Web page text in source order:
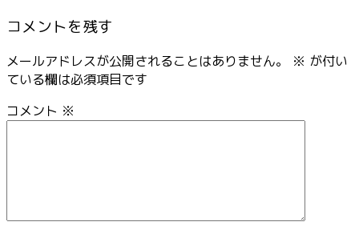
コメントを残す
メールアドレスが公開されることはありません。 ※ が付い
ている欄は必須項目です
コメント ※